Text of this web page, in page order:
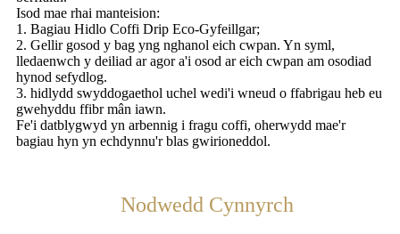
Isod mae rhai manteision:
1. Bagiau Hidlo Coffi Drip Eco-Gyfeillgar;
2. Gellir gosod y bag yng nghanol eich cwpan. Yn syml,
lledaenwch y deiliad ar agor a'i osod ar eich cwpan am osodiad
hynod sefydlog.
3. hidlydd swyddogaethol uchel wedi'i wneud o ffabrigau heb eu
gwehyddu ffibr mân iawn.
Fe'i datblygwyd yn arbennig i fragu coffi, oherwydd mae'r
bagiau hyn yn echdynnu'r blas gwirioneddol.
Nodwedd Cynnyrch